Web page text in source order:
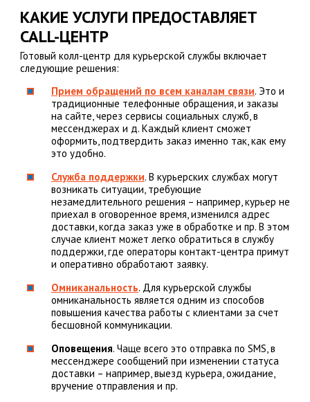
КАКИЕ УСЛУГИ ПРЕДОСТАВЛЯЕТ
CALL-ЦЕНТР
Готовый колл-центр для курьерской службы включает
следующие решения:
Прием обращений по всем каналам связи. Это и
традиционные телефонные обращения, и заказы
на сайте, через сервисы социальных служб, в
мессенджерах и д. Каждый клиент сможет
оформить, подтвердить заказ именно так, как ему
это удобно.
Служба поддержки. В курьерских службах могут
возникать ситуации, требующие
незамедлительного решения – например, курьер не
приехал в оговоренное время, изменился адрес
доставки, когда заказ уже в обработке и пр. В этом
случае клиент может легко обратиться в службу
поддержки, где операторы контакт-центра примут
и оперативно обработают заявку.
Омниканальность. Для курьерской службы
омниканальность является одним из способов
повышения качества работы с клиентами за счет
бесшовной коммуникации.
Оповещения. Чаще всего это отправка по SMS, в
мессенджере сообщений при изменении статуса
доставки – например, выезд курьера, ожидание,
вручение отправления и пр.